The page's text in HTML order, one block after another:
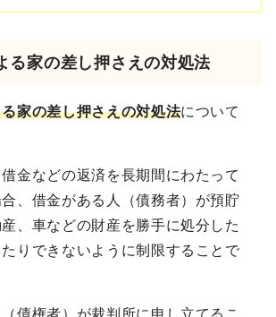
る家の差し押さえの対処法
家の差し押さえの対処法について
金などの返済を長期間にわたって
、借金がある人（債務者）が預貯
、車などの財産を勝手に処分した
りできないように制限することで